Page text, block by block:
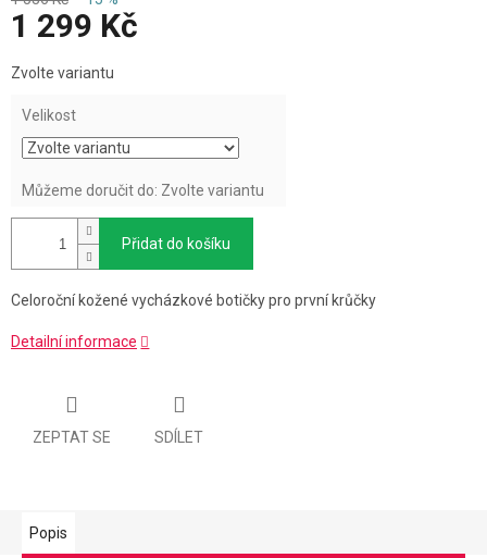
1 299 Kč
cena:
Zvolte variantu
Velikost
Můžeme doručit do: Zvolte variantu
Přidat do košíku
Celoroční kožené vycházkové botičky pro první krůčky
Detailní informace
ZEPTAT SE SDÍLET
Popis